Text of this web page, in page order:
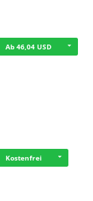
Ab 46,04 USD
Kostenfrei